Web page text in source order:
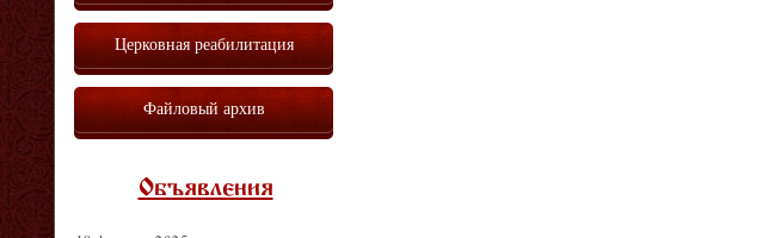
Церковная реабилитация
Файловый архив
Объявления